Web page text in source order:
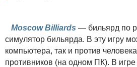
Moscow Billiards — бильярд по
симулятор бильярда. В эту игру
компьютера, так и против
противников (на одном ПК). В